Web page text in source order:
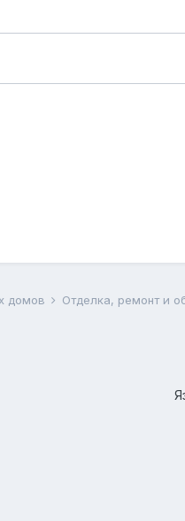
домов Отделка, ремонт и